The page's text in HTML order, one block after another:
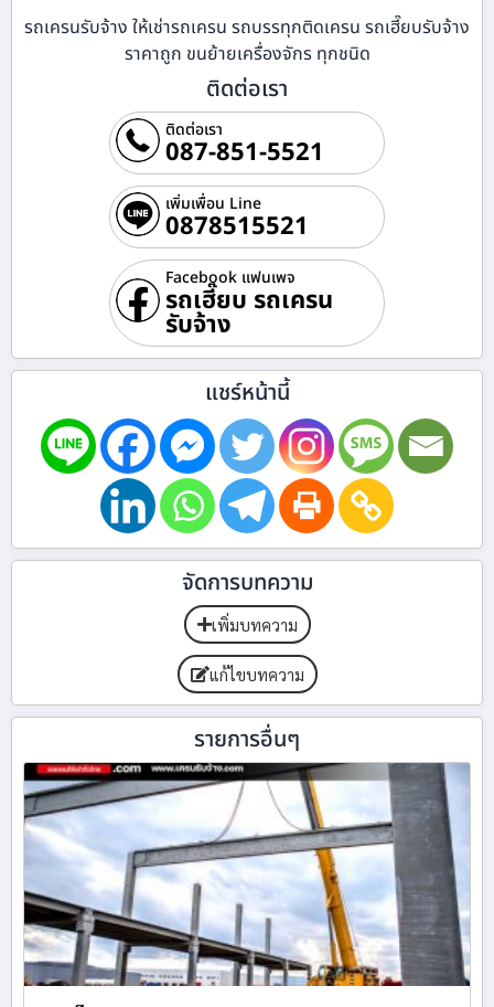
รถเครนรับจ้าง ให้เช่ารถเครน รถบรรทุกติดเครน รถเฮี๊ยบรับจ้าง
ราคาถูก ขนย้ายเครื่องจักร ทุกชนิด
ติดต่อเรา
ติดต่อเรา
087-851-5521
เพิ่มเพื่อน Line
0878515521
Facebook แฟนเพจ
รถเฮี๊ยบ รถเครน
รับจ้าง
แชร์หน้านี้
จัดการบทความ
เพิ่มบทความ
แก้ไขบทความ
รายการอื่นๆ